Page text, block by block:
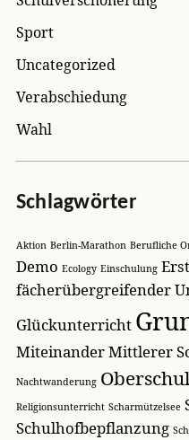
Sport
Uncategorized
Verabschiedung
Wahl
Schlagwörter
Aktion Berlin-Marathon Berufliche
Demo Ecology Einschulung
fächerübergreifender
Glückunterricht
MiteinanderMittlerer
Nachtwanderung
Religionsunterricht Scharmützelsee
Schulhofbepflanzung